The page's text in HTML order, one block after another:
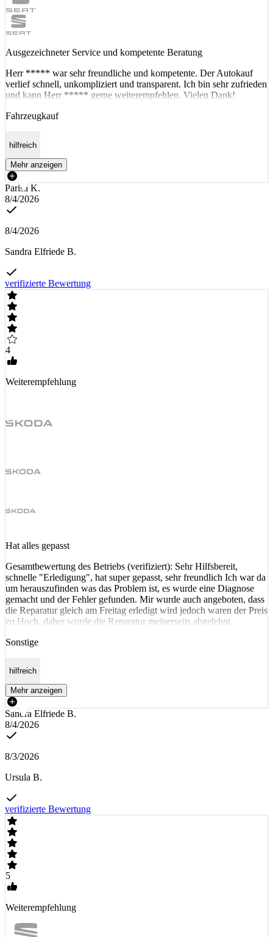
Ausgezeichneter Service und kompetente Beratung
Herr ***** war sehr freundliche und kompetente. Der Autokauf
verlief schnell, unkompliziert und transparent. Ich bin sehr zufrieden
und kann Herr ***** gerne weiterempfehlen. Vielen Dank!
Fahrzeugkauf
hilfreich
Mehr anzeigen
Parisa K.
8/4/2026
8/4/2026
Sandra Elfriede B.
verifizierte Bewertung
4
Weiterempfehlung
Hat alles gepasst
Gesamtbewertung des Betriebs (verifiziert): Sehr Hilfsbereit,
schnelle "Erledigung", hat super gepasst, sehr freundlich Ich war da
um herauszufinden was das Problem ist, es wurde eine Diagnose
gemacht und der Fehler gefunden. Mir wurde auch angeboten, dass
die Reparatur gleich am Freitag erledigt wird jedoch waren der Preis
zu Hoch, daher wurde die Reparatur meinerseits abgelehnt
Sonstige
hilfreich
Mehr anzeigen
Sandra Elfriede B.
8/4/2026
8/3/2026
Ursula B.
verifizierte Bewertung
5
Weiterempfehlung